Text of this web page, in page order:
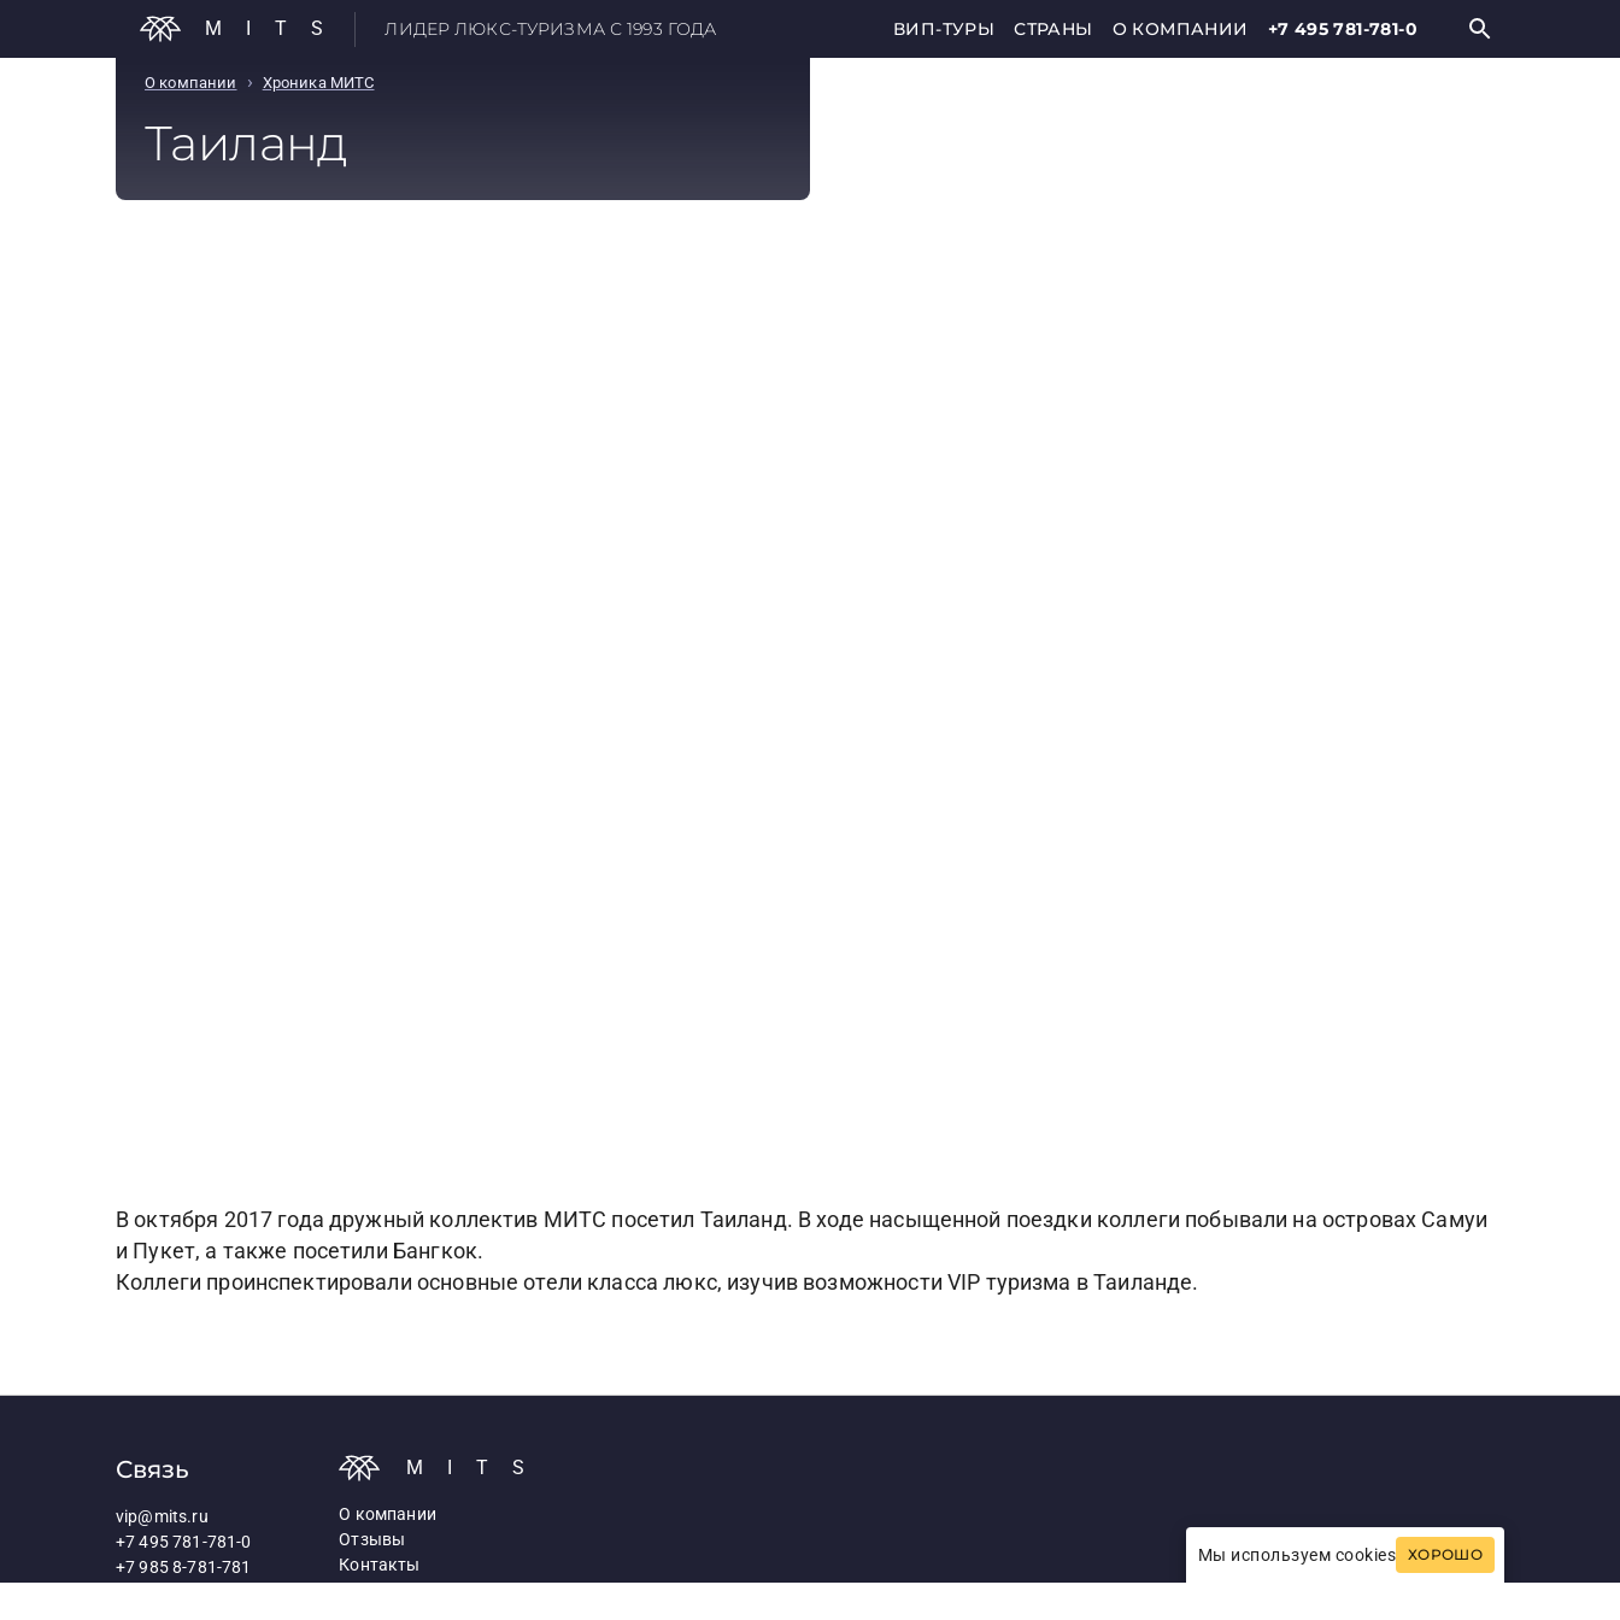
MITS ЛИДЕР ЛЮКС-ТУРИЗМА С 1993 ГОДА ВИП-ТУРЫ СТРАНЫ О КОМПАНИИ +7 495 781-781-0
О компании › Хроника МИТС
Таиланд
В октября 2017 года дружный коллектив МИТС посетил Таиланд. В ходе насыщенной поездки коллеги побывали на островах Самуи
и Пукет, а также посетили Бангкок.
Коллеги проинспектировали основные отели класса люкс, изучив возможности VIP туризма в Таиланде.
Связь
vip@mits.ru
+7 495 781-781-0
+7 985 8-781-781
MITS
О компании
Отзывы
Контакты
Мы используем cookies ХОРОШО